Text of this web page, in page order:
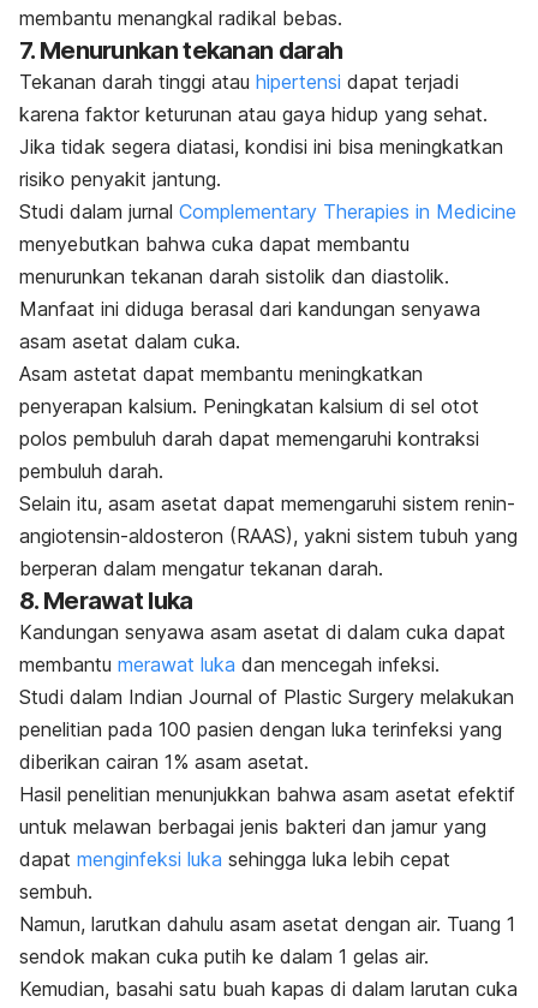
membantu menangkal radikal bebas.
7. Menurunkan tekanan darah
Tekanan darah tinggi atau hipertensi dapat terjadi
karena faktor keturunan atau gaya hidup yang sehat.
Jika tidak segera diatasi, kondisi ini bisa meningkatkan
risiko penyakit jantung.
Studi dalam jurnal Complementary Therapies in Medicine
menyebutkan bahwa cuka dapat membantu
menurunkan tekanan darah sistolik dan diastolik.
Manfaat ini diduga berasal dari kandungan senyawa
asam asetat dalam cuka.
Asam astetat dapat membantu meningkatkan
penyerapan kalsium. Peningkatan kalsium di sel otot
polos pembuluh darah dapat memengaruhi kontraksi
pembuluh darah.
Selain itu, asam asetat dapat memengaruhi sistem renin-
angiotensin-aldosteron (RAAS), yakni sistem tubuh yang
berperan dalam mengatur tekanan darah.
8. Merawat luka
Kandungan senyawa asam asetat di dalam cuka dapat
membantu merawat luka dan mencegah infeksi.
Studi dalam Indian Journal of Plastic Surgery melakukan
penelitian pada 100 pasien dengan luka terinfeksi yang
diberikan cairan 1% asam asetat.
Hasil penelitian menunjukkan bahwa asam asetat efektif
untuk melawan berbagai jenis bakteri dan jamur yang
dapat menginfeksi luka sehingga luka lebih cepat
sembuh.
Namun, larutkan dahulu asam asetat dengan air. Tuang 1
sendok makan cuka putih ke dalam 1 gelas air.
Kemudian, basahi satu buah kapas di dalam larutan cuka